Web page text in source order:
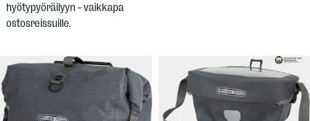
hyötypyöräilyyn - vaikkapa
ostosreissuille.